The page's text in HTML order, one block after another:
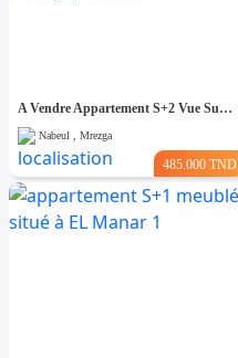
A Vendre Appartement S+2 Vue Sur Mer à AFH Mrezga, Nabeul
Nabeul , Mrezga
485.000 TND